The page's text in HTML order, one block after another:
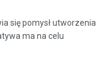
się pomysł utworzenia
ma na celu